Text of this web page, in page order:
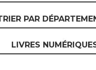
PAR
LIVRES